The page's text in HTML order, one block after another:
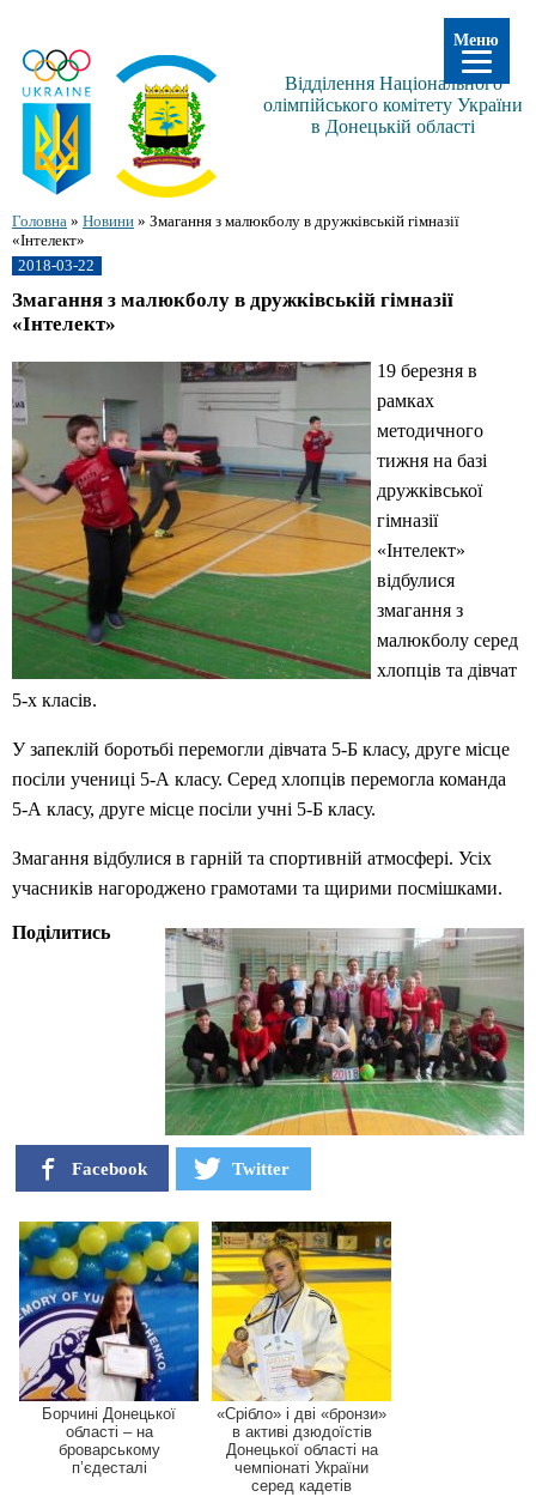
Відділення Національного
олімпійського комітету України
в Донецькій області
Головна » Новини » Змагання з малюкболу в дружківській гімназії
«Інтелект»
2018-03-22
Змагання з малюкболу в дружківській гімназії
«Інтелект»
19 березня в
рамках
методичного
тижня на базі
дружківської
гімназії
«Інтелект»
відбулися
змагання з
малюкболу серед
хлопців та дівчат
5-х класів.
У запеклій боротьбі перемогли дівчата 5-Б класу, друге місце
посіли учениці 5-А класу. Серед хлопців перемогла команда
5-А класу, друге місце посіли учні 5-Б класу.
Змагання відбулися в гарній та спортивній атмосфері. Усіх
учасників нагороджено грамотами та щирими посмішками.
Поділитись
Facebook Twitter
Борчині Донецької
області – на
броварському
п’єдесталі
«Срібло» і дві «бронзи»
в активі дзюдоїстів
Донецької області на
чемпіонаті України
серед кадетів
Меню